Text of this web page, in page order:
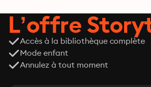
L’offre
Accès à la bibliothèque complète
Mode enfant
Annulez à tout moment